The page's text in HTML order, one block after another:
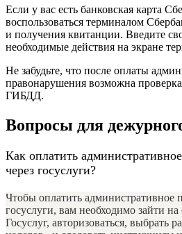
Если у вас есть банковская карта
воспользоваться терминалом
и получения квитанции. Введите
необходимые действия на экране
Не забудьте, что после оплаты
правонарушения возможна
ГИБДД.
Вопросы для
Как оплатить
через госуслуги?
Чтобы оплатить административное
госуслуги, вам необходимо зайти
Госуслуг, авторизоваться, выбрать